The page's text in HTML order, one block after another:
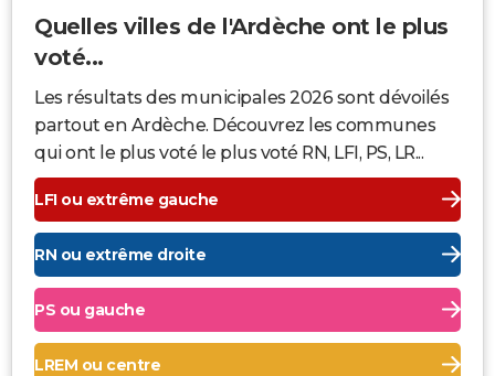
Quelles villes de l'Ardèche ont le plus
voté...
Les résultats des municipales 2026 sont dévoilés
partout en Ardèche. Découvrez les communes
qui ont le plus voté le plus voté RN, LFI, PS, LR...
LFI ou extrême gauche
RN ou extrême droite
PS ou gauche
LREM ou centre